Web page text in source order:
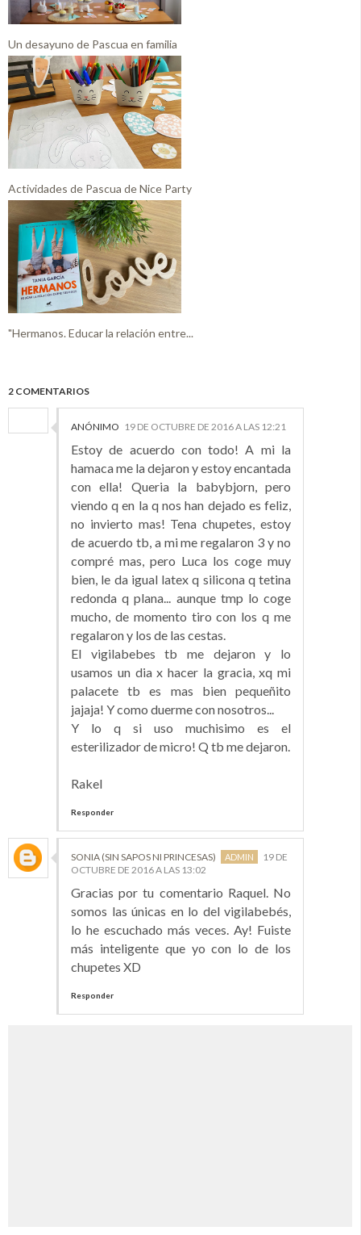
Un desayuno de Pascua en familia
Actividades de Pascua de Nice Party
"Hermanos. Educar la relación entre...
2 COMENTARIOS
ANÓNIMO 19 DE OCTUBRE DE 2016 A LAS 12:21
Estoy de acuerdo con todo! A mi la
hamaca me la dejaron y estoy encantada
con ella! Queria la babybjorn, pero
viendo q en la q nos han dejado es feliz,
no invierto mas! Tena chupetes, estoy
de acuerdo tb, a mi me regalaron 3 y no
compré mas, pero Luca los coge muy
bien, le da igual latex q silicona q tetina
redonda q plana... aunque tmp lo coge
mucho, de momento tiro con los q me
regalaron y los de las cestas.
El vigilabebes tb me dejaron y lo
usamos un dia x hacer la gracia, xq mi
palacete tb es mas bien pequeñito
jajaja! Y como duerme con nosotros...
Y lo q si uso muchisimo es el
esterilizador de micro! Q tb me dejaron.
Rakel
Responder
SONIA (SIN SAPOS NI PRINCESAS)
19 DE
OCTUBRE DE 2016 A LAS 13:02
Gracias por tu comentario Raquel. No
somos las únicas en lo del vigilabebés,
lo he escuchado más veces. Ay! Fuiste
más inteligente que yo con lo de los
chupetes XD
Responder